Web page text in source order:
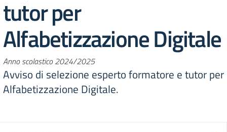
tutor per
Alfabetizzazione Digitale
Anno scolastico 2024/2025
Avviso di selezione esperto formatore e tutor per
Alfabetizzazione Digitale.